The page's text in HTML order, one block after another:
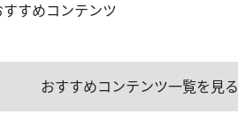
すすめコンテンツ
おすすめコンテンツ一覧を見る